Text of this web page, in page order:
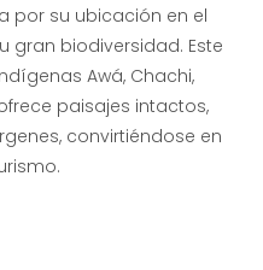
por su ubicación en el
gran biodiversidad. Este
Awá, Chachi,
paisajes intactos,
convirtiéndose en